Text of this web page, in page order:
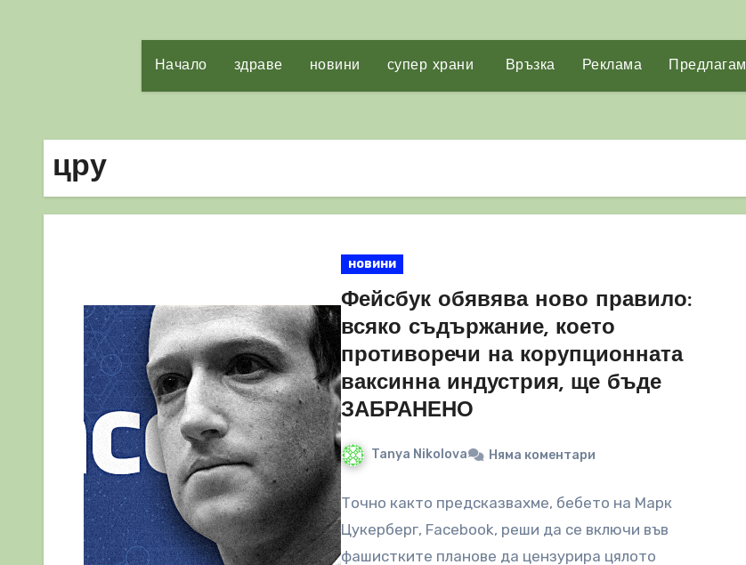
Начало здраве новини супер храни Връзка Реклама Предлагам
цру
новини
Фейсбук обявява ново правило:
всяко съдържание, което
противоречи на корупционната
ваксинна индустрия, ще бъде
ЗАБРАНЕНО
Tanya Nikolova Няма коментари
Точно както предсказвахме, бебето на Марк
Цукерберг, Facebook, реши да се включи във
фашистките планове да цензурира цялото